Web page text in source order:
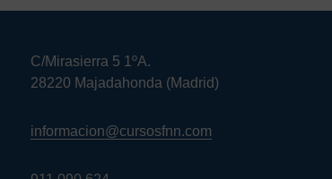
C/Mirasierra 5 1ºA.
28220 Majadahonda (Madrid)
informacion@cursosfnn.com